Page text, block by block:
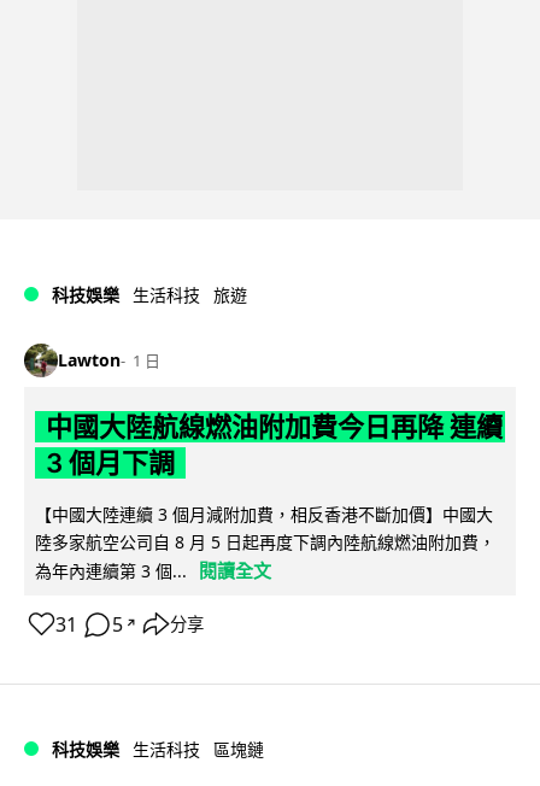
科技娛樂 生活科技 旅遊
Lawton 1 日
中國大陸航線燃油附加費今日再降 連續
3 個月下調
【中國大陸連續 3 個月減附加費，相反香港不斷加價】中國大
陸多家航空公司自 8 月 5 日起再度下調內陸航線燃油附加費，
為年內連續第 3 個...
閱讀全文
31 5 ↗ 分享
科技娛樂 生活科技 區塊鏈